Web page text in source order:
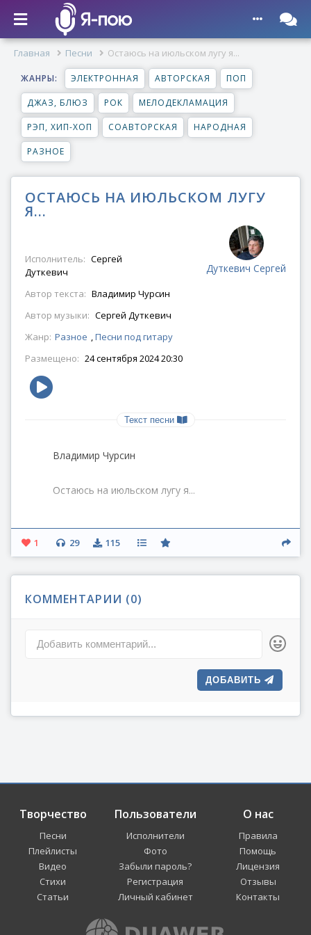
Главная Песни Остаюсь на июльском лугу я...
ЖАНРЫ: ЭЛЕКТРОННАЯ АВТОРСКАЯ ПОП
ДЖАЗ, БЛЮЗ РОК МЕЛОДЕКЛАМАЦИЯ
РЭП, ХИП-ХОП СОАВТОРСКАЯ НАРОДНАЯ
РАЗНОЕ
ОСТАЮСЬ НА ИЮЛЬСКОМ ЛУГУ
Я...
Дуткевич Сергей
Исполнитель: Сергей
Дуткевич
Автор текста: Владимир Чурсин
Автор музыки: Сергей Дуткевич
Жанр: Разное ,Песни под гитару
Размещено: 24 сентября 2024 20:30
Текст песни
Владимир Чурсин
Остаюсь на июльском лугу я...
Мне б еще что-то спеть –
Не смогу:
Не в ладах я
С грохочущим веком...
Будто враз
С разбегу.
Чтобы
В разноцветной
Как младенец
У бабки в руках,
Когда время –
Одно лишь мгновенье,
Пропах,
1 29 115
КОММЕНТАРИИ (0)
Добавить комментарий...
ДОБАВИТЬ
Творчество
Песни
Плейлисты
Видео
Стихи
Статьи
Пользователи
Исполнители
Фото
Забыли пароль?
Регистрация
Личный кабинет
О нас
Правила
Помощь
Лицензия
Отзывы
Контакты